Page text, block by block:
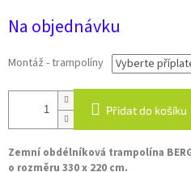
Na objednávku
Montáž - trampolíny
Přidat do košíku
Zemní obdélníková trampolína
o rozměru 330 x 220 cm.